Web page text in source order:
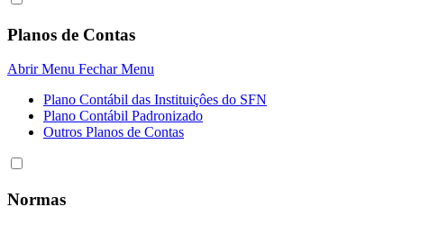
Planos de Contas
Abrir Menu Fechar Menu
Plano Contábil das Instituiçôes do SFN
Plano Contábil Padronizado
Outros Planos de Contas
Normas